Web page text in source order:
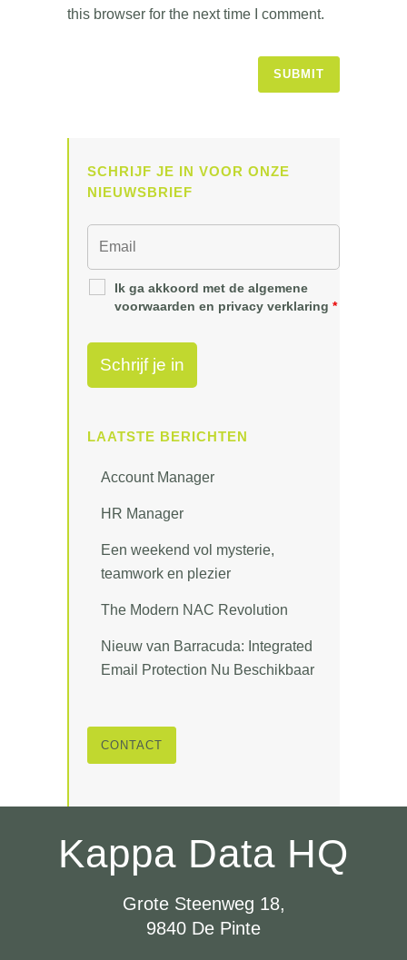
this browser for the next time I comment.
SCHRIJF JE IN VOOR ONZE
NIEUWSBRIEF
Ik ga akkoord met de algemene
voorwaarden en privacy verklaring *
LAATSTE BERICHTEN
Account Manager
HR Manager
Een weekend vol mysterie,
teamwork en plezier
The Modern NAC Revolution
Nieuw van Barracuda: Integrated
Email Protection Nu Beschikbaar
CONTACT
Kappa Data HQ
Grote Steenweg 18,
9840 De Pinte